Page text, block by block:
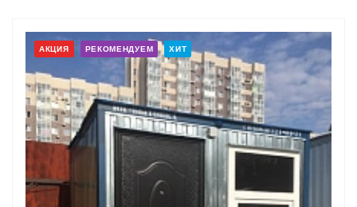
АКЦИЯ РЕКОМЕНДУЕМ ХИТ